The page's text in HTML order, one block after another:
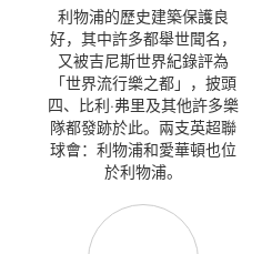
利物浦的歷史建築保護良
好，其中許多都舉世聞名，
又被吉尼斯世界紀錄評為
「世界流行樂之都」，披頭
四、比利·弗里及其他許多樂
隊都發跡於此。兩支英超聯
球會：利物浦和愛華頓也位
於利物浦。